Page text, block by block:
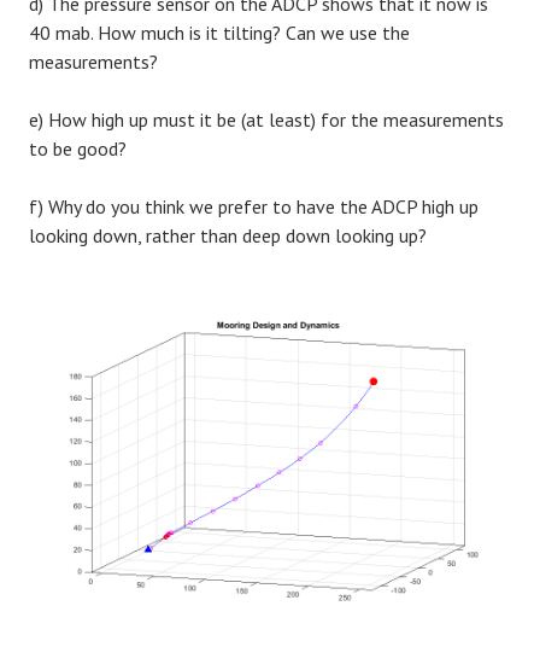
40 mab. How much is it tilting? Can we use the
measurements?
e) How high up must it be (at least) for the measurements
to be good?
f) Why do you think we prefer to have the ADCP high up
looking down, rather than deep down looking up?